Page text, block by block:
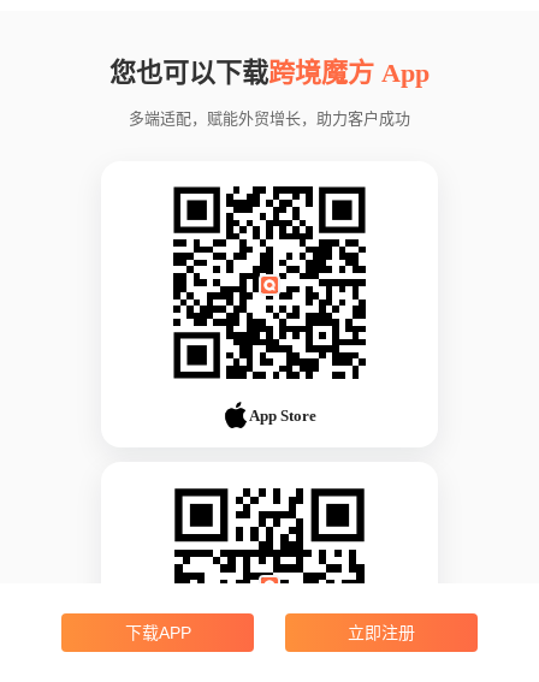
您也可以下载跨境魔方 App
多端适配，赋能外贸增长，助力客户成功
App Store
下载APP 立即注册